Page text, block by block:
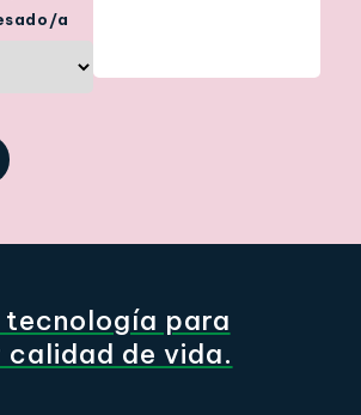
a
tecnología para
calidad de vida.